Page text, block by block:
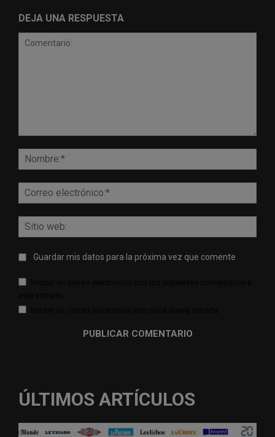
DEJA UNA RESPUESTA
Guardar mis datos para la próxima vez que comente
ÚLTIMOS ARTÍCULOS